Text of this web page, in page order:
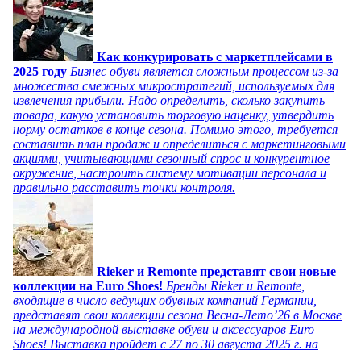
Как конкурировать с маркетплейсами в
2025 году Бизнес обуви является сложным процессом из-за
множества смежных микростратегий, используемых для
извлечения прибыли. Надо определить, сколько закупить
товара, какую установить торговую наценку, утвердить
норму остатков в конце сезона. Помимо этого, требуется
составить план продаж и определиться с маркетинговыми
акциями, учитывающими сезонный спрос и конкурентное
окружение, настроить систему мотивации персонала и
правильно расставить точки контроля.
Rieker и Remonte представят свои новые
коллекции на Euro Shoes! Бренды Rieker и Remonte,
входящие в число ведущих обувных компаний Германии,
представят свои коллекции сезона Весна-Лето’26 в Москве
на международной выставке обуви и аксессуаров Euro
Shoes! Выставка пройдет c 27 по 30 августа 2025 г. на